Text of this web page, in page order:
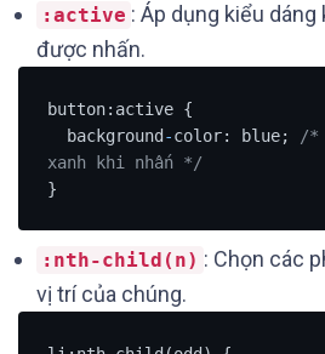
:active : Áp dụng kiểu
được nhấn.
button:active {
  background
-color: blue;
/*
xanh khi nhấn */
}
:nth-child(n) : Chọn các
vị trí của chúng.